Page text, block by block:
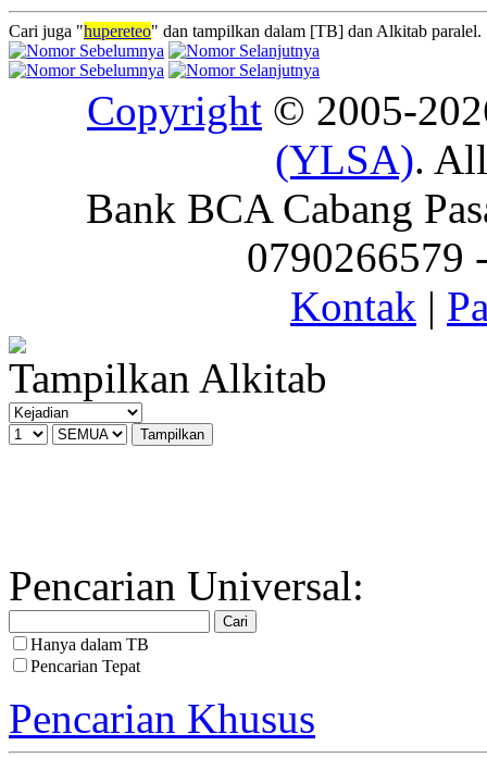
Cari juga "hupereteo" dan tampilkan dalam [TB] dan Alkitab paralel.
Copyright © 2005-
(YLSA).
Bank BCA Cabang
0790266579
Kontak |
Tampilkan Alkitab
Pencarian Universal:
Hanya dalam TB
Pencarian Tepat
Pencarian Khusus